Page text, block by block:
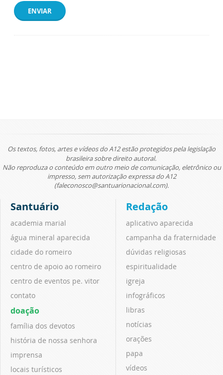
ENVIAR
Os textos, fotos, artes e vídeos do A12 estão protegidos pela legislação
brasileira sobre direito autoral.
Não reproduza o conteúdo em outro meio de comunicação, eletrônico ou
impresso, sem autorização expressa do A12
(faleconosco@santuarionacional.com).
Santuário
academia marial
água mineral aparecida
cidade do romeiro
centro de apoio ao romeiro
centro de eventos pe. vitor
contato
doação
família dos devotos
história de nossa senhora
imprensa
locais turísticos
Redação
aplicativo aparecida
campanha da fraternidade
dúvidas religiosas
espiritualidade
igreja
infográficos
libras
notícias
orações
papa
vídeos